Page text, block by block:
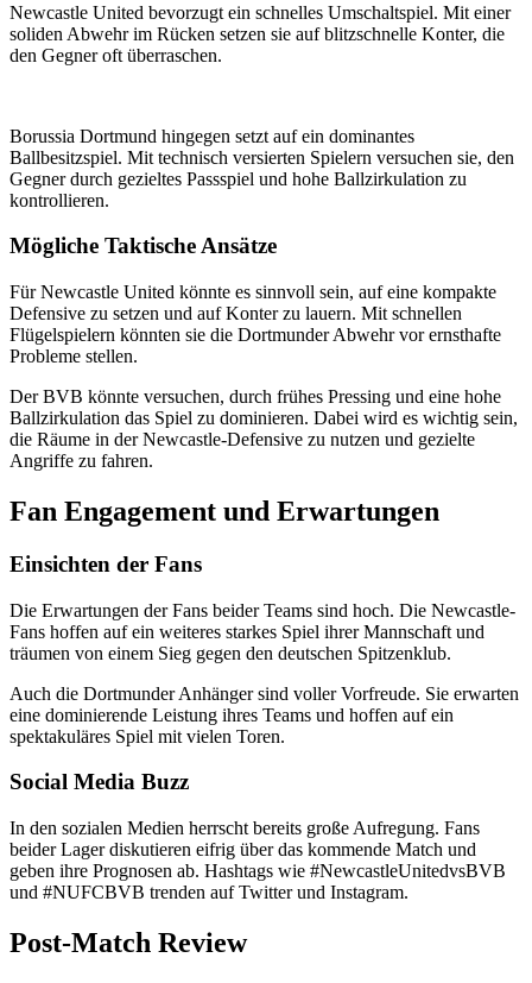
Newcastle United bevorzugt ein schnelles Umschaltspiel. Mit einer
soliden Abwehr im Rücken setzen sie auf blitzschnelle Konter, die
den Gegner oft überraschen.
Borussia Dortmund hingegen setzt auf ein dominantes
Ballbesitzspiel. Mit technisch versierten Spielern versuchen sie, den
Gegner durch gezieltes Passspiel und hohe Ballzirkulation zu
kontrollieren.
Mögliche Taktische Ansätze
Für Newcastle United könnte es sinnvoll sein, auf eine kompakte
Defensive zu setzen und auf Konter zu lauern. Mit schnellen
Flügelspielern könnten sie die Dortmunder Abwehr vor ernsthafte
Probleme stellen.
Der BVB könnte versuchen, durch frühes Pressing und eine hohe
Ballzirkulation das Spiel zu dominieren. Dabei wird es wichtig sein,
die Räume in der Newcastle-Defensive zu nutzen und gezielte
Angriffe zu fahren.
Fan Engagement und Erwartungen
Einsichten der Fans
Die Erwartungen der Fans beider Teams sind hoch. Die Newcastle-
Fans hoffen auf ein weiteres starkes Spiel ihrer Mannschaft und
träumen von einem Sieg gegen den deutschen Spitzenklub.
Auch die Dortmunder Anhänger sind voller Vorfreude. Sie erwarten
eine dominierende Leistung ihres Teams und hoffen auf ein
spektakuläres Spiel mit vielen Toren.
Social Media Buzz
In den sozialen Medien herrscht bereits große Aufregung. Fans
beider Lager diskutieren eifrig über das kommende Match und
geben ihre Prognosen ab. Hashtags wie #NewcastleUnitedvsBVB
und #NUFCBVB trenden auf Twitter und Instagram.
Post-Match Review